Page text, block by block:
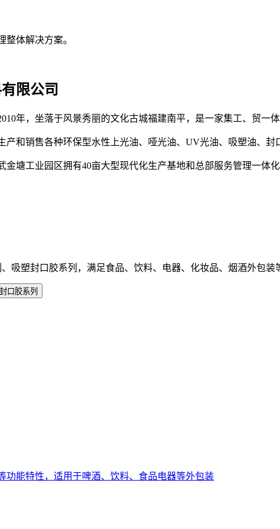
整体解决方案。
限公司
年，坐落于风景秀丽的文化古城福建南平，是一家集工、贸一
产和销售各种环保型水性上光油、哑光油、UV光油、吸塑油、封
金塘工业园区拥有40亩大型现代化生产基地和总部服务管理一体
吸塑封口胶系列，满足食品、饮料、电器、化妆品、烟酒外包装
口胶系列
功能特性，适用于啤酒、饮料、食品电器等外包装